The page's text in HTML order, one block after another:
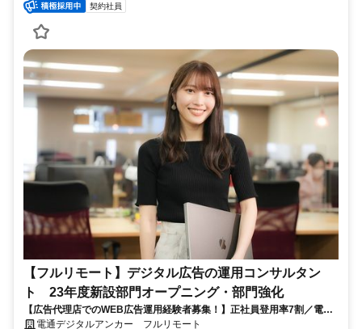
契約社員
【フルリモート】デジタル広告の運用コンサルタン
ト 23年度新設部門オープニング・部門強化
【広告代理店でのWEB広告運用経験者募集！】正社員登用率7割／電通
G／全国×完全在宅／年休126日・土日祝休み／残業月平均4時間19分
電通デジタルアンカー フルリモート